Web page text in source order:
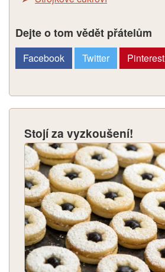
Dejte o tom vědět přátelům
Facebook Twitter Pinterest
Stojí za vyzkoušení!